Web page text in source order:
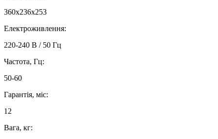
360x236x253
Електроживлення:
220-240 В / 50 Гц
Частота, Гц:
50-60
Гарантія, міс:
12
Вага, кг: